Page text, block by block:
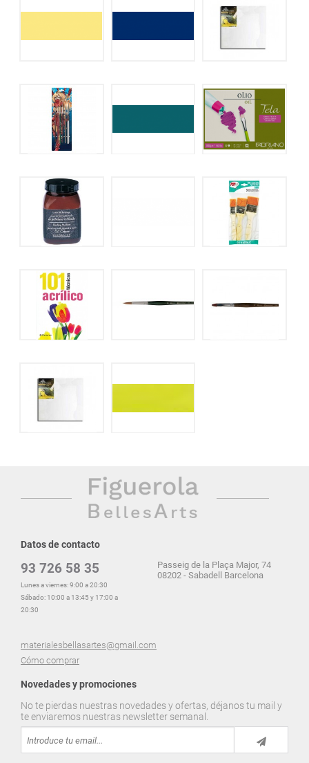
Datos de contacto
93 726 58 35
Lunes a viernes: 9:00 a 20:30
Sábado: 10:00 a 13:45 y 17:00 a
20:30
materialesbellasartes@gmail.com
Cómo comprar
Passeig de la Plaça Major, 74
08202 - Sabadell Barcelona
Novedades y promociones
No te pierdas nuestras novedades y ofertas, déjanos tu mail y
te enviaremos nuestras newsletter semanal.